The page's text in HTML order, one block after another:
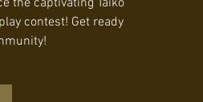
the captivating Taiko
contest! Get ready